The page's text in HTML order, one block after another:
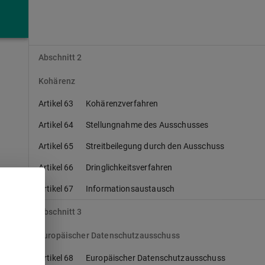
Abschnitt 2
Kohärenz
Artikel 63 Kohärenzverfahren
Artikel 64 Stellungnahme des Ausschusses
Artikel 65 Streitbeilegung durch den Ausschuss
Artikel 66 Dringlichkeitsverfahren
Artikel 67 Informationsaustausch
Abschnitt 3
Europäischer Datenschutzausschuss
Artikel 68 Europäischer Datenschutzausschuss